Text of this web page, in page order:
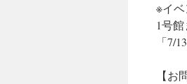
※イ
1号
「7/
【お